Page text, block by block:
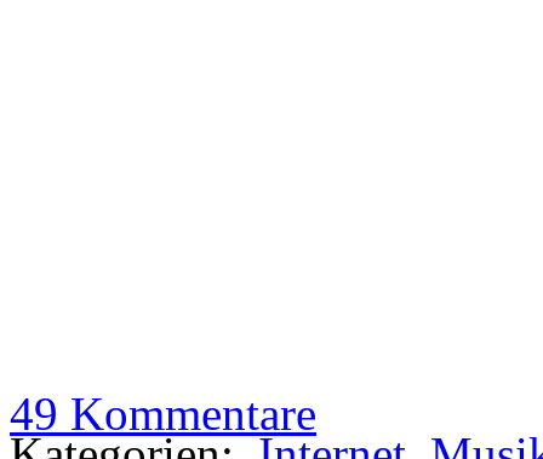
49 Kommentare